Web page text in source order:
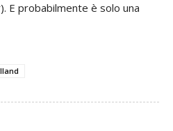
E probabilmente è solo una